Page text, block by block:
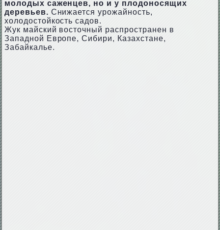
молодых саженцев, но и у плодоносящих
деревьев. Снижается урожайность,
холодостойкость садов.
Жук майский восточный распространен в
Западной Европе, Сибири, Казахстане,
Забайкалье.